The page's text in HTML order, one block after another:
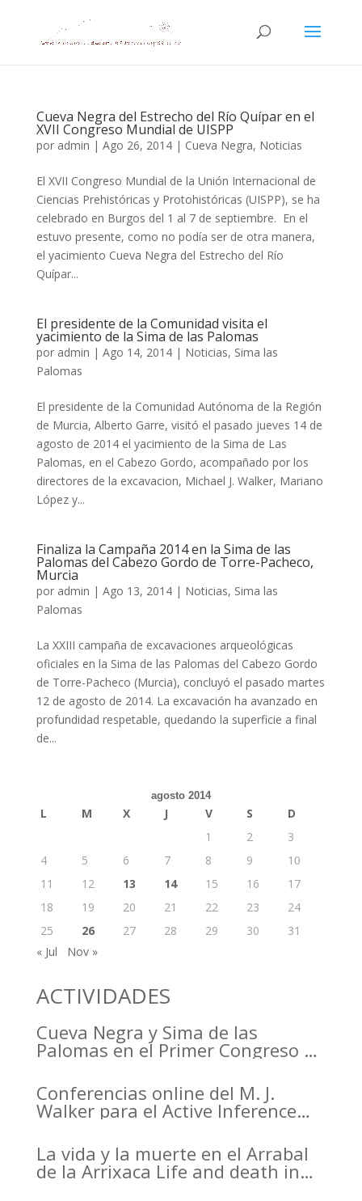
Cueva Negra del Estrecho del Río Quípar en el
XVII Congreso Mundial de UISPP
por admin | Ago 26, 2014| Cueva Negra, Noticias
El XVII Congreso Mundial de la Unión Internacional de
Ciencias Prehistóricas y Protohistóricas (UISPP), se ha
celebrado en Burgos del 1 al 7 de septiembre. En el
estuvo presente, como no podía ser de otra manera,
el yacimiento Cueva Negra del Estrecho del Río
Quípar...
El presidente de la Comunidad visita el
yacimiento de la Sima de las Palomas
por admin | Ago 14, 2014| Noticias, Sima las
Palomas
El presidente de la Comunidad Autónoma de la Región
de Murcia, Alberto Garre, visitó el pasado jueves 14 de
agosto de 2014 el yacimiento de la Sima de Las
Palomas, en el Cabezo Gordo, acompañado por los
directores de la excavacion, Michael J. Walker, Mariano
López y...
Finaliza la Campaña 2014 en la Sima de las
Palomas del Cabezo Gordo de Torre-Pacheco,
Murcia
por admin | Ago 13, 2014| Noticias, Sima las
Palomas
La XXIII campaña de excavaciones arqueológicas
oficiales en la Sima de las Palomas del Cabezo Gordo
de Torre-Pacheco (Murcia), concluyó el pasado martes
12 de agosto de 2014. La excavación ha avanzado en
profundidad respetable, quedando la superficie a final
de...
agosto 2014
L M X J V S
D
1
2
3
4
5 6 7 8 9
10
11
12 13 14 15 16
17
18
19 20 21 22 23
24
25
26 27 28 29 30
31
« Jul
Nov »
ACTIVIDADES
Cueva Negra y Sima de las
Palomas en el Primer Congreso de
Murcia organizado por el CDL
Conferencias online del M. J.
Walker para el Active Inference
La vida y la muerte en el Arrabal
de la Arrixaca Life and death in